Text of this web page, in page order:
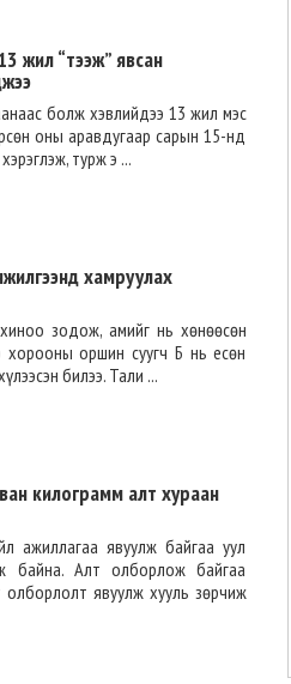
жил “тээж” явсан
болж хэвлийдээ 13 жил мэс
оны аравдугаар сарын 15-нд
турж э ...
хамруулах
зодож, амийг нь хөнөөсөн
хорооны оршин суугч Б нь есөн
билээ. Тали ...
килограмм алт хураан
ажиллагаа явуулж байгаа уул
байна. Алт олборлож байгаа
олборлолт явуулж хууль зөрчиж